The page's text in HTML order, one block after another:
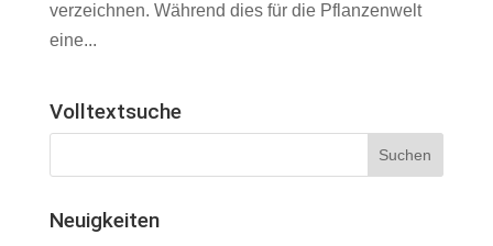
verzeichnen. Während dies für die Pflanzenwelt
eine...
Volltextsuche
Neuigkeiten